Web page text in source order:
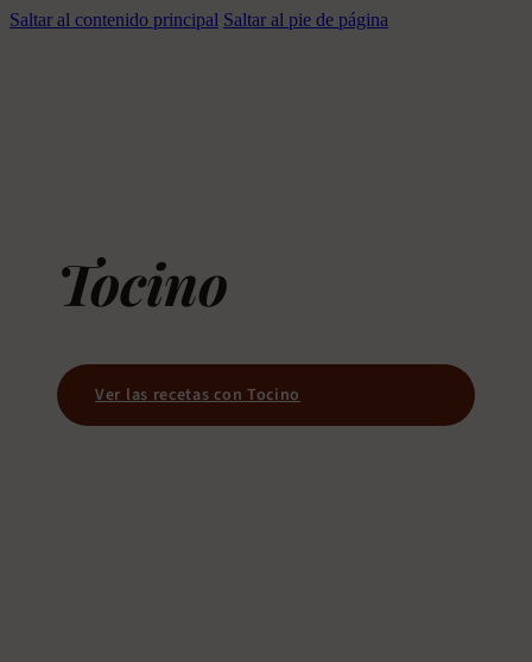
Saltar al contenido principal Saltar al pie de página
Tocino
Ver las recetas con Tocino